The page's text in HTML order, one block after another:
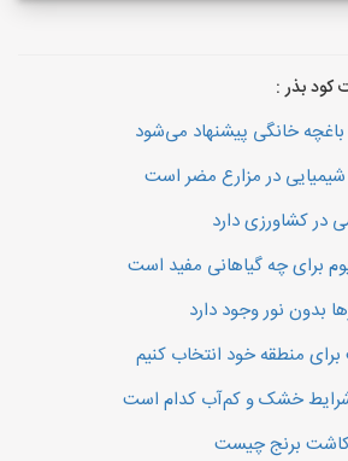
کود بذر :
خانگی پیشنهاد می‌شود
شیمیایی در مزارع مضر است
در کشاورزی دارد
برای چه گیاهانی مفید است
بدون نور وجود دارد
منطقه خود انتخاب کنیم
خشک و کم‌آب کدام است
برنج چیست